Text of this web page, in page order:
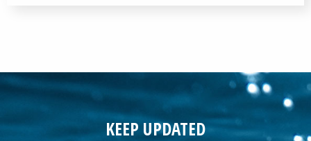
KEEP UPDATED